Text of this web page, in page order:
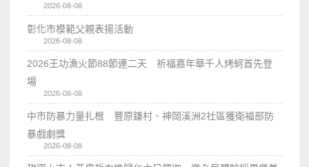
2026-08-08
彰化市模範父親表揚活動
2026-08-08
2026王功漁火節88節連二天 祈福嘉年華千人烤蚵首先登
場
2026-08-08
中市防暴力量扎根 豐原鎌村、神岡溪洲2社區獲衛福部防
暴戲劇獎
2026-08-08